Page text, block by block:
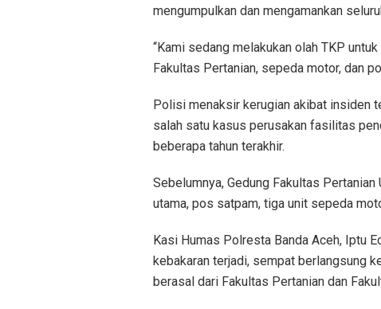
mengumpulkan dan mengamankan
“Kami sedang melakukan olah TKP
Fakultas Pertanian, sepeda motor, dan
Polisi menaksir kerugian akibat insiden
salah satu kasus perusakan fasilitas
beberapa tahun terakhir.
Sebelumnya, Gedung Fakultas
utama, pos satpam, tiga unit sepeda
Kasi Humas Polresta Banda Aceh, Iptu
kebakaran terjadi, sempat berlangsung
berasal dari Fakultas Pertanian dan